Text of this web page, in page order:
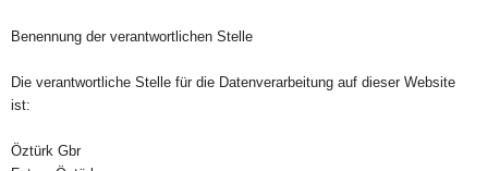
Benennung der verantwortlichen Stelle
Die verantwortliche Stelle für die Datenverarbeitung auf dieser Website
ist:
Öztürk Gbr